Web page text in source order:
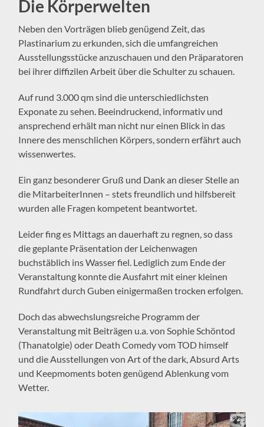
Die Körperwelten
Neben den Vorträgen blieb genügend Zeit, das
Plastinarium zu erkunden, sich die umfangreichen
Ausstellungsstücke anzuschauen und den Präparatoren
bei ihrer diffizilen Arbeit über die Schulter zu schauen.
Auf rund 3.000 qm sind die unterschiedlichsten
Exponate zu sehen. Beeindruckend, informativ und
ansprechend erhält man nicht nur einen Blick in das
Innere des menschlichen Körpers, sondern erfährt auch
wissenwertes.
Ein ganz besonderer Gruß und Dank an dieser Stelle an
die MitarbeiterInnen – stets freundlich und hilfsbereit
wurden alle Fragen kompetent beantwortet.
Leider fing es Mittags an dauerhaft zu regnen, so dass
die geplante Präsentation der Leichenwagen
buchstäblich ins Wasser fiel. Lediglich zum Ende der
Veranstaltung konnte die Ausfahrt mit einer kleinen
Rundfahrt durch Guben einigermaßen trocken erfolgen.
Doch das abwechslungsreiche Programm der
Veranstaltung mit Beiträgen u.a. von Sophie Schöntod
(Thanatolgie) oder Death Comedy vom TOD himself
und die Ausstellungen von Art of the dark, Absurd Arts
und Keepmoments boten genügend Ablenkung vom
Wetter.